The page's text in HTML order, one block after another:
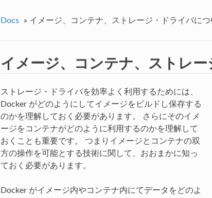
Docs » イメージ、コンテナ、ストレージ・ドライバにつ
イメージ、コンテナ、ストレ
ストレージ・ドライバを効率よく利用するためには、
Docker がどのようにしてイメージをビルドし保存する
のかを理解しておく必要があります。 さらにそのイメ
ージをコンテナがどのように利用するのかを理解して
おくことも重要です。 つまりイメージとコンテナの双
方の操作を可能とする技術に関して、おおまかに知っ
ておく必要があります。
Docker がイメージ内やコンテナ内にてデータをどのよ